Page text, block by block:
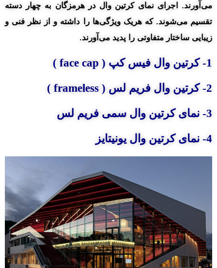
می‌آورند. اجرای نمای کرتین وال در هرمزگان به چهار دسته
تقسیم می‌شوند. که هریک ویژگی‌ها را داشته و از نظر فنی و
زیبایی ساختار متفاوتی را پدید می‌آورند.
1- کرتین وال فیس کپ ( face cap )
2- کرتین وال فریم لس ( frameless )
3- نمای کرتین وال سمی فریم لس
4- نمای کرتین وال یونیتایز